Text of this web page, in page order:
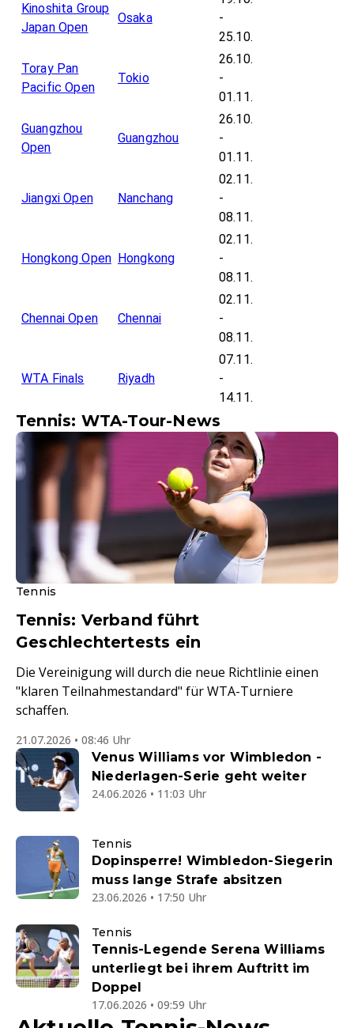
Kinoshita Group
Japan Open
Osaka
-
25.10.
Toray Pan
Pacific Open
Tokio
26.10.
-
01.11.
Guangzhou
Open
Guangzhou
26.10.
-
01.11.
Jiangxi Open Nanchang
02.11.
-
08.11.
Hongkong Open Hongkong
02.11.
-
08.11.
Chennai Open Chennai
02.11.
-
08.11.
WTA Finals Riyadh
07.11.
-
14.11.
Tennis: WTA-Tour-News
Tennis
Tennis: Verband führt
Geschlechtertests ein
Die Vereinigung will durch die neue Richtlinie einen
"klaren Teilnahmestandard" für WTA-Turniere
schaffen.
21.07.2026 • 08:46 Uhr
Venus Williams vor Wimbledon -
Niederlagen-Serie geht weiter
24.06.2026 • 11:03 Uhr
Tennis
Dopinsperre! Wimbledon-Siegerin
muss lange Strafe absitzen
23.06.2026 • 17:50 Uhr
Tennis
Tennis-Legende Serena Williams
unterliegt bei ihrem Auftritt im
Doppel
17.06.2026 • 09:59 Uhr